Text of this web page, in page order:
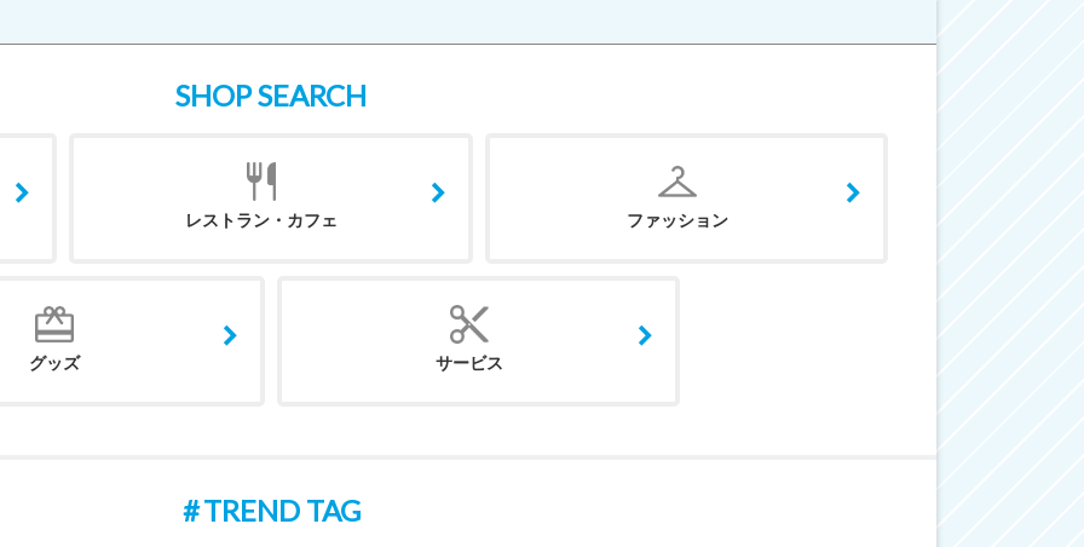
SHOP SEARCH
レストラン・カフェ ファッション
グッズ サービス
TREND TAG